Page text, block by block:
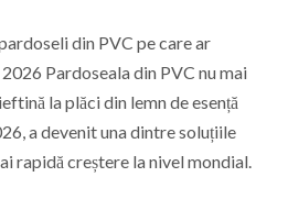
din PVC pe care ar
Pardoseala din PVC nu mai
la plăci din lemn de esență
a devenit una dintre soluțiile
rapidă creștere la nivel mondial.